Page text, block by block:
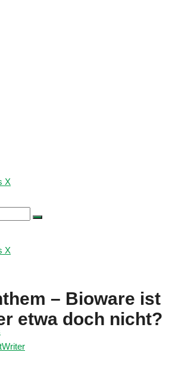
X
X
– Bioware ist
etwa doch nicht?